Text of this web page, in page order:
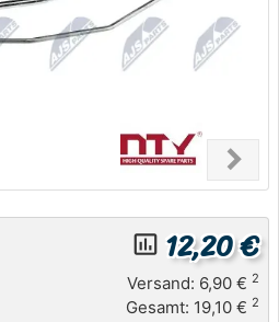
chevron_right
Next
insert_chart_outlined 12,20 €
Versand: 6,90 € 2
Gesamt: 19,10 € 2